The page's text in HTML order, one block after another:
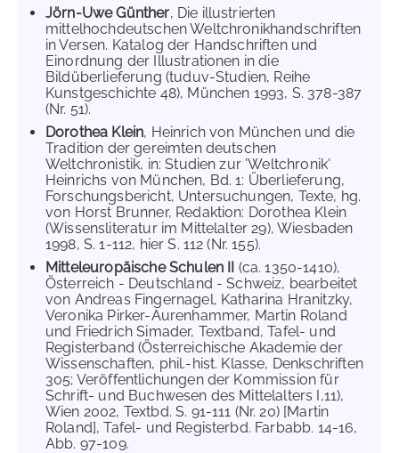
Jörn-Uwe Günther, Die illustrierten
mittelhochdeutschen Weltchronikhandschriften
in Versen. Katalog der Handschriften und
Einordnung der Illustrationen in die
Bildüberlieferung (tuduv-Studien, Reihe
Kunstgeschichte 48), München 1993, S. 378-387
(Nr. 51).
Dorothea Klein, Heinrich von München und die
Tradition der gereimten deutschen
Weltchronistik, in: Studien zur 'Weltchronik'
Heinrichs von München, Bd. 1: Überlieferung,
Forschungsbericht, Untersuchungen, Texte, hg.
von Horst Brunner, Redaktion: Dorothea Klein
(Wissensliteratur im Mittelalter 29), Wiesbaden
1998, S. 1-112, hier S. 112 (Nr. 155).
Mitteleuropäische Schulen II (ca. 1350-1410),
Österreich - Deutschland - Schweiz, bearbeitet
von Andreas Fingernagel, Katharina Hranitzky,
Veronika Pirker-Aurenhammer, Martin Roland
und Friedrich Simader, Textband, Tafel- und
Registerband (Österreichische Akademie der
Wissenschaften, phil.-hist. Klasse, Denkschriften
305; Veröffentlichungen der Kommission für
Schrift- und Buchwesen des Mittelalters I,11),
Wien 2002, Textbd. S. 91-111 (Nr. 20) [Martin
Roland], Tafel- und Registerbd. Farbabb. 14-16,
Abb. 97-109.